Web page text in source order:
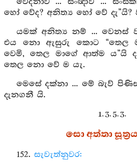
හෝ වේද? අනිත්‍ය හෝ වේ දැ”යි?
යමක් අනිත්‍ය නම් ... වෙනස්
එය නො ඇසුරු කොට “තෙල
වෙමි, තෙල මාගේ ආත්ම ය”යි
තෙල නො වේ ම යැ.
මෙසේ දක්නා ... මේ බැව්
දැනගනී යි.
1. 3. 5. 3.
සො අත්තා සූත්‍රය
152. සැවැත්නුවර: